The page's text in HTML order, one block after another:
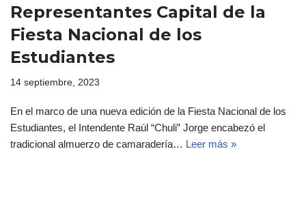
Representantes Capital de la
Fiesta Nacional de los
Estudiantes
14 septiembre, 2023
En el marco de una nueva edición de la Fiesta Nacional de los
Estudiantes, el Intendente Raúl “Chuli” Jorge encabezó el
tradicional almuerzo de camaradería… Leer más »